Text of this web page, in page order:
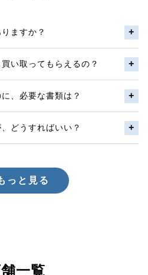
ますか？
い取ってもらえるの？
、必要な書類は？
どうすればいい？
っと見る
一覧